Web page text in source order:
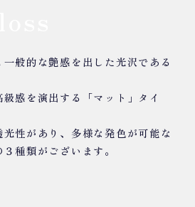
般的な艶感を出した光沢である
感を演出する「マット」タイ
性があり、多様な発色が可能な
種類がございます。